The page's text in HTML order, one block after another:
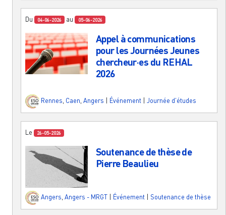
Du 04-06-2026 au 05-06-2026
Appel à communications
pour les Journées Jeunes
chercheur·es du REHAL
2026
Rennes Caen Angers Événement Journée d'études
Le 26-05-2026
Soutenance de thèse de
Pierre Beaulieu
Angers Angers - MRGT Événement Soutenance de thèse